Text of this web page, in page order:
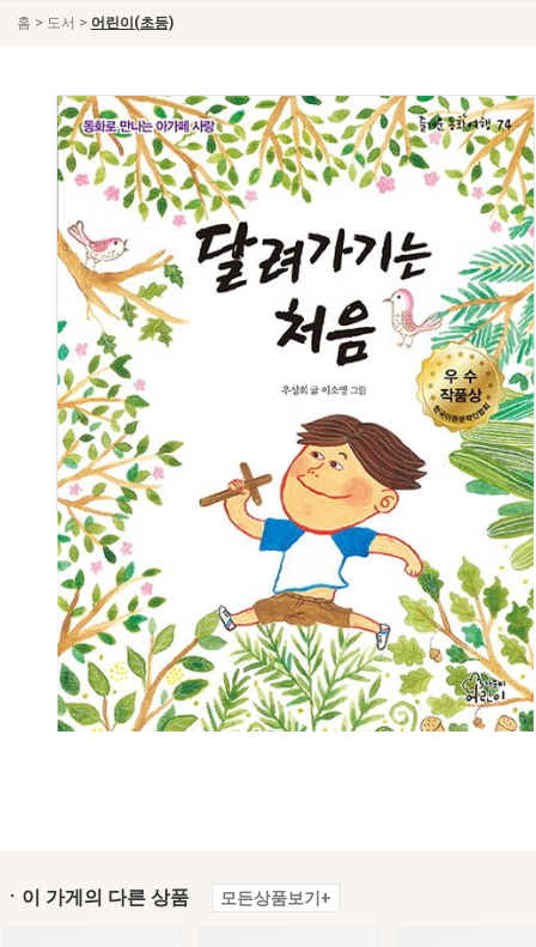
홈 > 도서 > 어린이(초등)
ㆍ이 가게의 다른 상품 모든상품보기+